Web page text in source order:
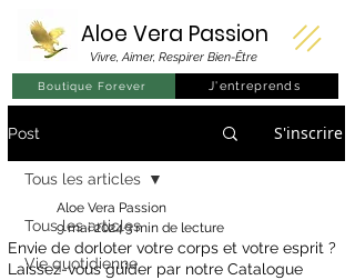
Aloe Vera Passion
Vivre, Aimer, Respirer Bien-Être
J'entreprends
Boutique Forever
Post S'inscrire
Tous les articles
Vie quotidienne
Tous les articles
Envie de dorloter votre corps et votre esprit ?
Laissez-vous guider par notre Catalogue
Aloe Vera Passion
9 mai 20243 min de lecture